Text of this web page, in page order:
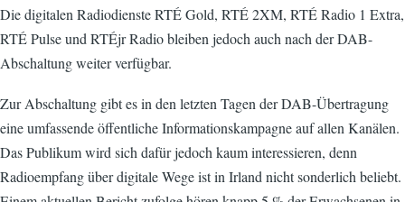
Die digitalen Radiodienste RTÉ Gold, RTÉ 2XM, RTÉ Radio 1 Extra,
RTÉ Pulse und RTÉjr Radio bleiben jedoch auch nach der DAB-
Abschaltung weiter verfügbar.
Zur Abschaltung gibt es in den letzten Tagen der DAB-Übertragung
eine umfassende öffentliche Informationskampagne auf allen Kanälen.
Das Publikum wird sich dafür jedoch kaum interessieren, denn
Radioempfang über digitale Wege ist in Irland nicht sonderlich beliebt.